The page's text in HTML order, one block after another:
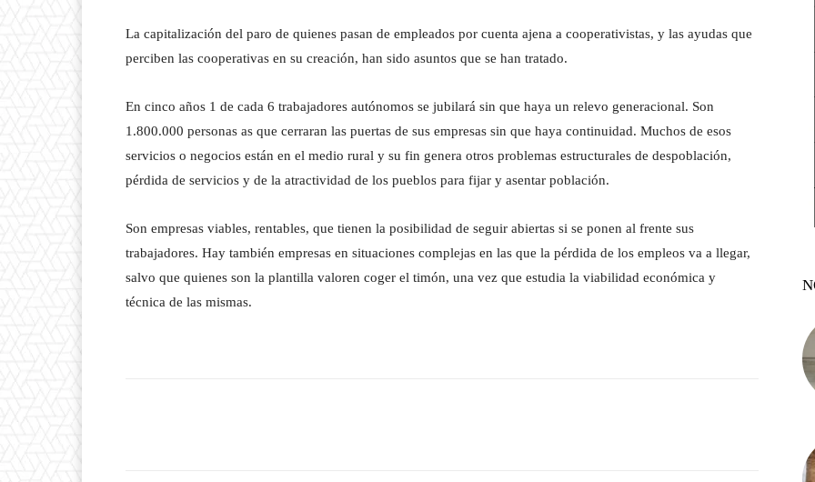
La capitalización del paro de quienes pasan de empleados por cuenta ajena a cooperativistas, y las ayudas que
perciben las cooperativas en su creación, han sido asuntos que se han tratado.
En cinco años 1 de cada 6 trabajadores autónomos se jubilará sin que haya un relevo generacional. Son
1.800.000 personas as que cerraran las puertas de sus empresas sin que haya continuidad. Muchos de esos
servicios o negocios están en el medio rural y su fin genera otros problemas estructurales de despoblación,
pérdida de servicios y de la atractividad de los pueblos para fijar y asentar población.
Son empresas viables, rentables, que tienen la posibilidad de seguir abiertas si se ponen al frente sus
trabajadores. Hay también empresas en situaciones complejas en las que la pérdida de los empleos va a llegar,
salvo que quienes son la plantilla valoren coger el timón, una vez que estudia la viabilidad económica y
técnica de las mismas.